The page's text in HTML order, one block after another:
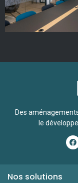
Des
le
Nos solutions